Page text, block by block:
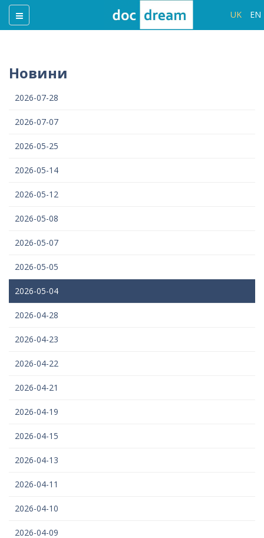
UK EN
Новини
2026-07-28
2026-07-07
2026-05-25
2026-05-14
2026-05-12
2026-05-08
2026-05-07
2026-05-05
2026-05-04
2026-04-28
2026-04-23
2026-04-22
2026-04-21
2026-04-19
2026-04-15
2026-04-13
2026-04-11
2026-04-10
2026-04-09